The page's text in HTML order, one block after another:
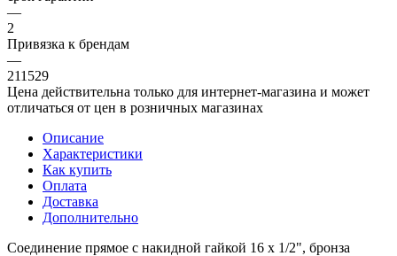
—
2
Привязка к брендам
—
211529
Цена действительна только для интернет-магазина и может
отличаться от цен в розничных магазинах
Описание
Характеристики
Как купить
Оплата
Доставка
Дополнительно
Соединение прямое с накидной гайкой 16 х 1/2", бронза